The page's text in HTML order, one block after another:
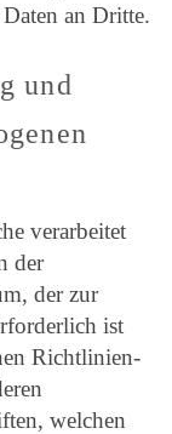
an Dritte.
und
verarbeitet
der
der zur
ist
Richtlinien-
welchen